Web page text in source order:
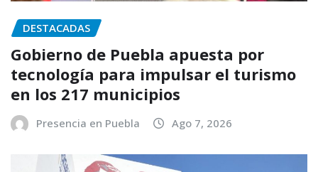
DESTACADAS
Gobierno de Puebla apuesta por
tecnología para impulsar el turismo
en los 217 municipios
Presencia en Puebla Ago 7, 2026